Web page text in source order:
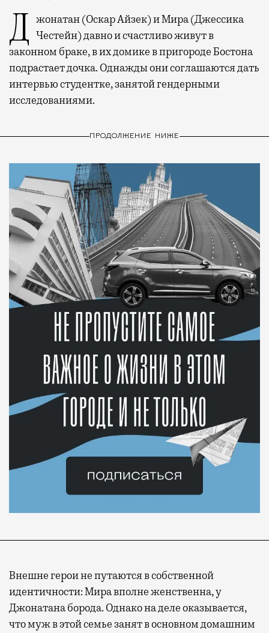
Джонатан (Оскар Айзек) и Мира (Джессика Честейн) давно и счастливо живут в
законном браке, в их домике в пригороде Бостона
подрастает дочка. Однажды они соглашаются дать
интервью студентке, занятой гендерными
исследованиями.
ПРОДОЛЖЕНИЕ НИЖЕ
Внешне герои не путаются в собственной
идентичности: Мира вполне женственна, у
Джонатана борода. Однако на деле оказывается,
что муж в этой семье занят в основном домашним